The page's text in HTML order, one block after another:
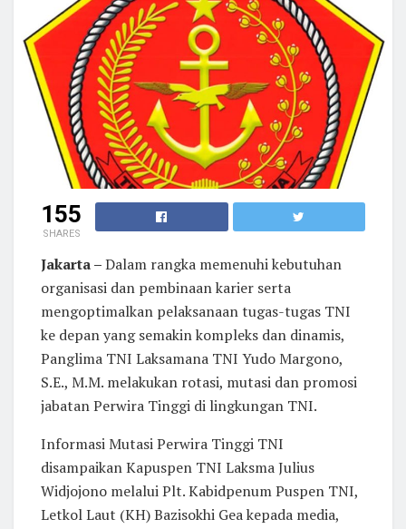
155
SHARES
Jakarta –Dalam rangka memenuhi kebutuhan
organisasi dan pembinaan karier serta
mengoptimalkan pelaksanaan tugas-tugas TNI
ke depan yang semakin kompleks dan dinamis,
Panglima TNI Laksamana TNI Yudo Margono,
S.E., M.M. melakukan rotasi, mutasi dan promosi
jabatan Perwira Tinggi di lingkungan TNI.
Informasi Mutasi Perwira Tinggi TNI
disampaikan Kapuspen TNI Laksma Julius
Widjojono melalui Plt. Kabidpenum Puspen TNI,
Letkol Laut (KH) Bazisokhi Gea kepada media,